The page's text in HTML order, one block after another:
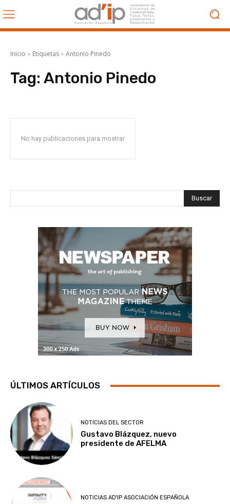
Inicio Etiquetas Antonio Pinedo
Tag: Antonio Pinedo
No hay publicaciones para mostrar
Buscar
ÚLTIMOS ARTÍCULOS
NOTICIAS DEL SECTOR
Gustavo Blázquez, nuevo
presidente de AFELMA
NOTICIAS AD'IP ASOCIACIÓN ESPAÑOLA